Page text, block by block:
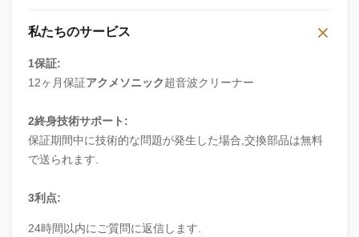
私たちのサービス
1保証:
12ヶ月保証アクメソニック超音波クリーナー
2終身技術サポート:
保証期間中に技術的な問題が発生した場合,交換部品は無料
で送られます.
3利点:
24時間以内にご質問に返信します.